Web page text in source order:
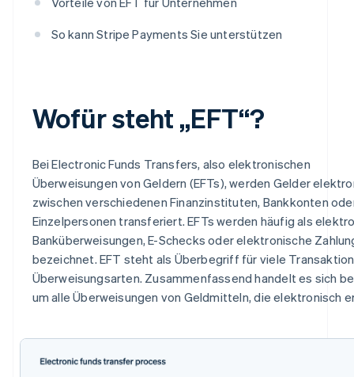
So kann Stripe Payments Sie unterstützen
Wofür steht „EFT“?
Bei Electronic Funds Transfers, also elektronischen
Überweisungen von Geldern (EFTs), werden Gelder
zwischen verschiedenen Finanzinstituten, Bankkonten
Einzelpersonen transferiert. EFTs werden häufig als
Banküberweisungen, E-Schecks oder elektronische
bezeichnet. EFT steht als Überbegriff für viele
Überweisungsarten. Zusammenfassend handelt es sich
um alle Überweisungen von Geldmitteln, die elektronisch